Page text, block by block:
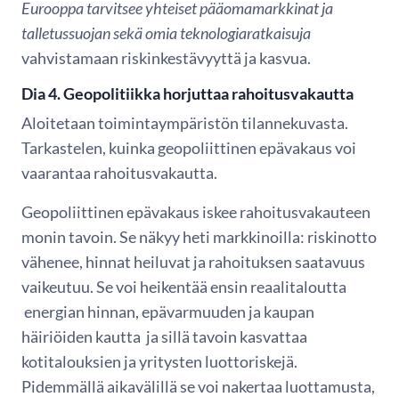
Eurooppa tarvitsee yhteiset pääomamarkkinat ja
talletussuojan sekä omia teknologiaratkaisuja
vahvistamaan riskinkestävyyttä ja kasvua.
Dia 4. Geopolitiikka horjuttaa rahoitusvakautta
Aloitetaan toimintaympäristön tilannekuvasta.
Tarkastelen, kuinka geopoliittinen epävakaus voi
vaarantaa rahoitusvakautta.
Geopoliittinen epävakaus iskee rahoitusvakauteen
monin tavoin. Se näkyy heti markkinoilla: riskinotto
vähenee, hinnat heiluvat ja rahoituksen saatavuus
vaikeutuu. Se voi heikentää ensin reaalitaloutta
energian hinnan, epävarmuuden ja kaupan
häiriöiden kautta ja sillä tavoin kasvattaa
kotitalouksien ja yritysten luottoriskejä.
Pidemmällä aikavälillä se voi nakertaa luottamusta,